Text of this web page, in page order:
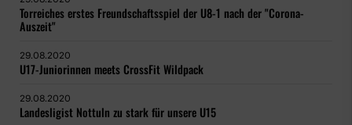
Torreiches erstes Freundschaftsspiel der U8-1 nach der "Corona-
Auszeit"
29.08.2020
U17-Juniorinnen meets CrossFit Wildpack
29.08.2020
Landesligist Nottuln zu stark für unsere U15